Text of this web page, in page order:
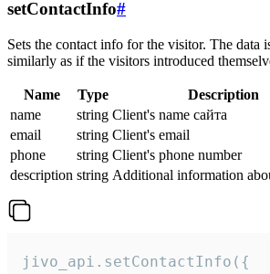
setContactInfo#
Sets the contact info for the visitor. The data
similarly as if the visitors introduced
Name Type
Description
name
string Client's name сайта
email
string Client's email
phone
string Client's phone number
description string Additional information
jivo_api.setContactInfo({